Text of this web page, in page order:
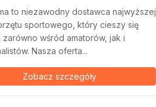
to niezawodny dostawca najwyższej
sportowego, który cieszy się
zarówno wśród amatorów, jak i
Nasza oferta...
Zobacz szczegóły